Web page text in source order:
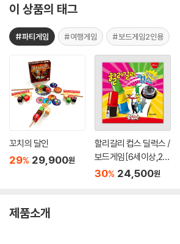
이 상품의 태그
#파티게임 #여행게임 #보드게임2인용
꼬치의 달인
29% 29,900원
할리갈리 컵스 딜럭스 /
보드게임[6세이상,2~
4인]
30% 24,500원
제품소개